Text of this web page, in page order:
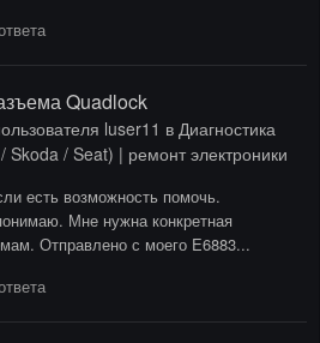
Quadlock
luser11 в Диагностика
Skoda / Seat) | ремонт электроники
есть возможность помочь.
Мне нужна конкретная
Отправлено с моего E6883...